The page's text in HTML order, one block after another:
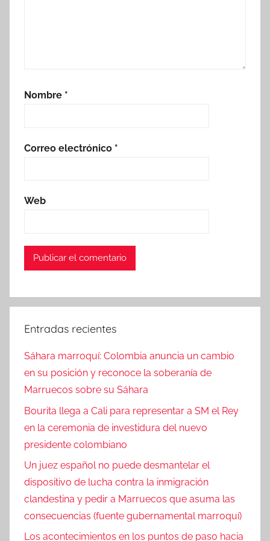
Nombre *
Correo electrónico *
Web
Entradas recientes
Sáhara marroquí: Colombia anuncia un cambio
en su posición y reconoce la soberanía de
Marruecos sobre su Sáhara
Bourita llega a Cali para representar a SM el Rey
en la ceremonia de investidura del nuevo
presidente colombiano
Un juez español no puede desmantelar el
dispositivo de lucha contra la inmigración
clandestina y pedir a Marruecos que asuma las
consecuencias (fuente gubernamental marroquí)
Los acontecimientos en los puntos de paso hacia